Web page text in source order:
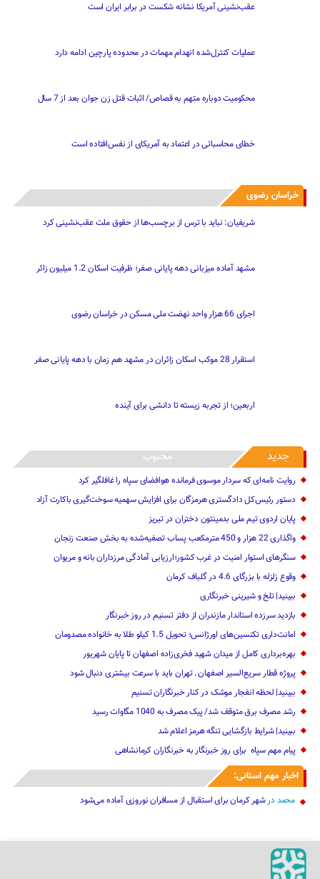
عقب‌نشینی آمریکا نشانه شکست در برابر ایران است
عملیات کنترل‌شده انهدام مهمات در محدوده پارچین ادامه دارد
محکومیت دوباره متهم به قصاص/ اثبات قتل زن جوان بعد از 7 سال
خطای محاسباتی در اعتماد به آمریکای از نفس‌افتاده است
خراسان رضوی
شریفیان: نباید با ترس از برچسب‌ها از حقوق ملت عقب‌نشینی کرد
مشهد آماده میزبانی دهه پایانی صفر؛ ظرفیت اسکان 1.2 میلیون زائر
اجرای 66 هزار واحد نهضت ملی مسکن در خراسان رضوی
استقرار 28 موکب اسکان زائران در مشهد هم زمان با دهه پایانی صفر
اربعین؛ از تجربه زیسته تا دانشی برای آینده
جدید محبوب
روایت نامه‌ای که سردار موسوی فرمانده هوافضای سپاه را غافلگیر کرد
دستور رئیس‌کل دادگستری هرمزگان برای افزایش سهمیه سوخت‌گیری باکارت آزاد
پایان اردوی تیم ملی بدمینتون دختران در تبریز
واگذاری 22 هزار و 450 مترمکعب ‌پساب تصفیه‌شده به بخش صنعت زنجان
سنگرهای استوار امنیت در غرب کشور؛ارزیابی آمادگی مرزداران بانه و مریوان
وقوع زلزله با بزرگای 4.6 در گلباف کرمان
ببینید| تلخ و شیرینی خبرنگاری
بازدید سرزده ‌استاندار مازندران از دفتر تسنیم ‌در روز خبرنگار
امانت‌داری تکنسین‌های اورژانس؛ تحویل 1.5 کیلو طلا به خانواده مصدومان
بهره‌برداری کامل از میدان شهید فخری‌زاده اصفهان تا پایان شهریور
پروژه قطار سریع‌السیر اصفهان ـ تهران باید با سرعت بیشتری دنبال شود
ببینید| لحظه انفجار موشک‌ در کنار خبرنگاران تسنیم
رشد مصرف برق متوقف شد/ پیک مصرف به 1040 مگاوات رسید
ببینید| شرایط بازگشایی تنگه هرمز اعلام شد
پیام مهم ‌سپاه ‌ برای روز خبرنگار ‌به خبرنگاران کرمانشاهی
اخبار مهم استانی:
محمد درشهر کرمان برای استقبال از مسافران نوروزی آماده می‌شود